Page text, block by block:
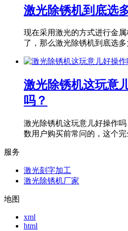
激光除锈机到底选
现在采用激光的方式进行金
了，那么激光除锈机到底选多
激光除锈机这玩意
吗？
激光除锈机这玩意儿好操作
数用户购买前常问的，这个完
服务
激光刻字加工
激光除锈机厂家
地图
xml
html